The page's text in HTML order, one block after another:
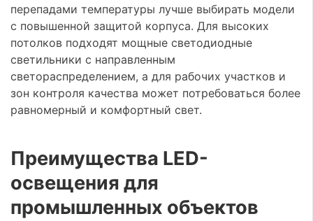
перепадами температуры лучше выбирать модели
с повышенной защитой корпуса. Для высоких
потолков подходят мощные светодиодные
светильники с направленным
светораспределением, а для рабочих участков и
зон контроля качества может потребоваться более
равномерный и комфортный свет.
Преимущества LED-
освещения для
промышленных объектов